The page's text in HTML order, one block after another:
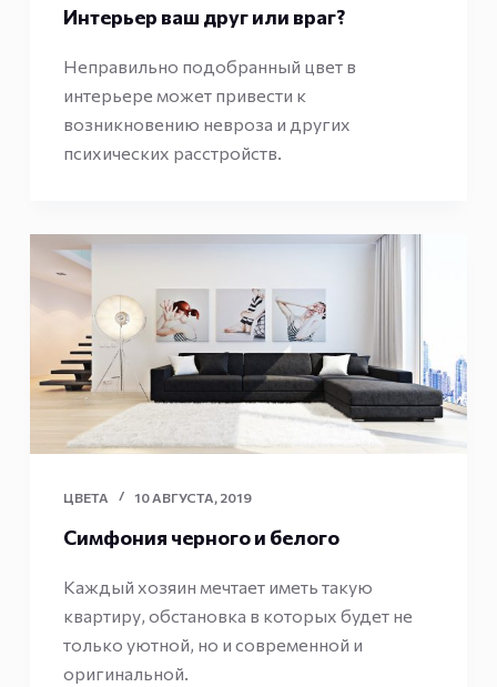
Интерьер ваш друг или враг?
Неправильно подобранный цвет в
интерьере может привести к
возникновению невроза и других
психических расстройств.
ЦВЕТА 10 АВГУСТА, 2019
Симфония черного и белого
Каждый хозяин мечтает иметь такую
квартиру, обстановка в которых будет не
только уютной, но и современной и
оригинальной.